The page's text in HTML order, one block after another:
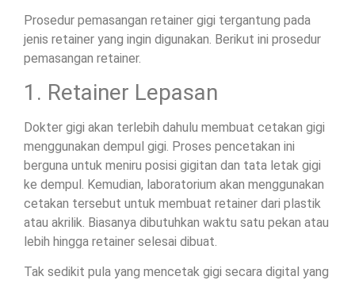
Prosedur pemasangan retainer gigi tergantung pada
jenis retainer yang ingin digunakan. Berikut ini prosedur
pemasangan retainer.
1. Retainer Lepasan
Dokter gigi akan terlebih dahulu membuat cetakan gigi
menggunakan dempul gigi. Proses pencetakan ini
berguna untuk meniru posisi gigitan dan tata letak gigi
ke dempul. Kemudian, laboratorium akan menggunakan
cetakan tersebut untuk membuat retainer dari plastik
atau akrilik. Biasanya dibutuhkan waktu satu pekan atau
lebih hingga retainer selesai dibuat.
Tak sedikit pula yang mencetak gigi secara digital yang